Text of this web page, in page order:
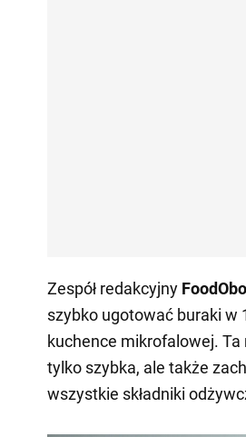
Zespół redakcyjny
szybko ugotować buraki w
kuchence mikrofalowej.
tylko szybka, ale także
wszystkie składniki